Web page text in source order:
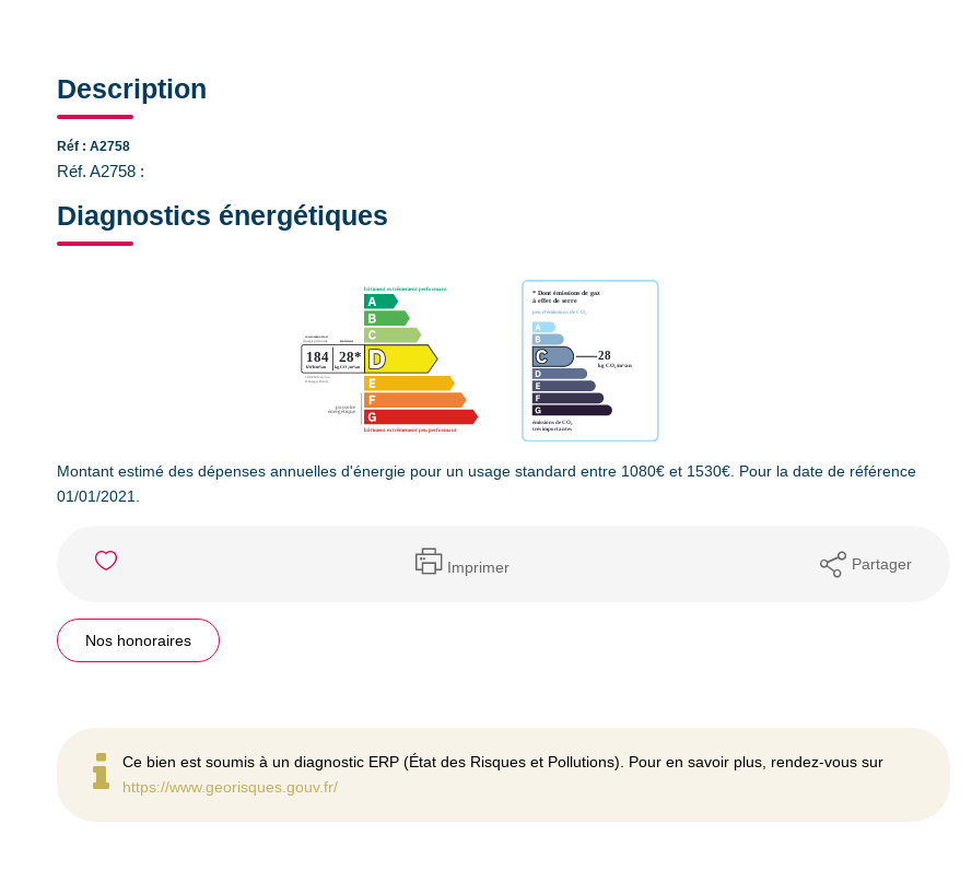
Description
Réf : A2758
Réf. A2758 :
Diagnostics énergétiques
Montant estimé des dépenses annuelles d'énergie pour un usage standard entre 1080€ et 1530€. Pour la date de référence
01/01/2021.
Imprimer Partager
Nos honoraires
Ce bien est soumis à un diagnostic ERP (État des Risques et Pollutions). Pour en savoir plus, rendez-vous sur
https://www.georisques.gouv.fr/